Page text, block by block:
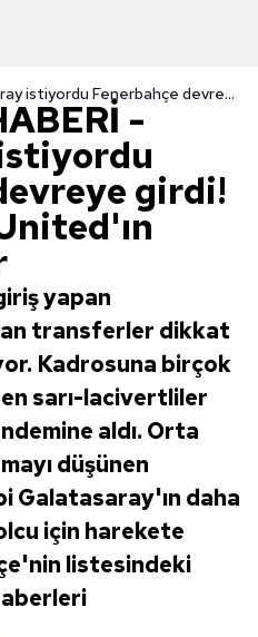
TRANSFER HABERİ - Galatasaray istiyordu Fenerbahçe devreye girdi! Manchester United'ın yıldızı geliyor
-
girdi!
yapan
transferler dikkat
Kadrosuna birçok
sarı-lacivertliler
aldı. Orta
düşünen
Galatasaray'ın daha
için harekete
listesindeki